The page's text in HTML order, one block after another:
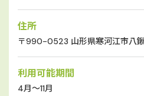
住所
〒990-0523 山形県寒河江市八
利用可能期間
4月〜11月